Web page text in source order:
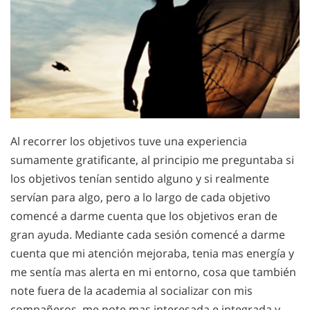
Al recorrer los objetivos tuve una experiencia
sumamente gratificante, al principio me preguntaba si
los objetivos tenían sentido alguno y si realmente
servían para algo, pero a lo largo de cada objetivo
comencé a darme cuenta que los objetivos eran de
gran ayuda. Mediante cada sesión comencé a darme
cuenta que mi atención mejoraba, tenia mas energía y
me sentía mas alerta en mi entorno, cosa que también
note fuera de la academia al socializar con mis